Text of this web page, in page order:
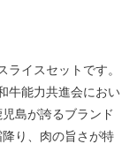
ライスセットです。
牛能力共進会におい
島が誇るブランド
り、肉の旨さが特